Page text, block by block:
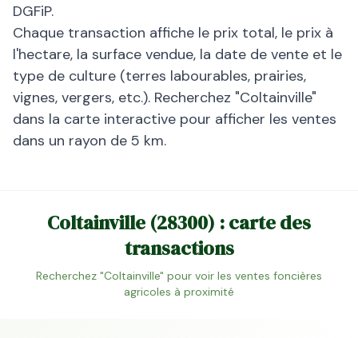
DGFiP.
Chaque transaction affiche le prix total, le prix à
l'hectare, la surface vendue, la date de vente et le
type de culture (terres labourables, prairies,
vignes, vergers, etc.). Recherchez "Coltainville"
dans la carte interactive pour afficher les ventes
dans un rayon de 5 km.
Coltainville (28300) : carte des
transactions
Recherchez "Coltainville" pour voir les ventes foncières
agricoles à proximité